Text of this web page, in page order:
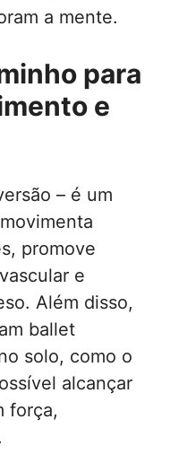
a mente.
para
e
– é um
promove
e
Além disso,
ballet
solo, como o
alcançar
força,